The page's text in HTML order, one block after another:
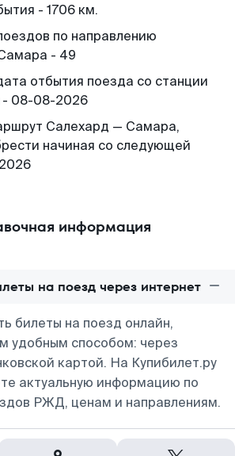
- 1706 км.
по направлению
- 49
отбытия поезда со станции
- 08-08-2026
Салехард — Самара,
начиная со следующей
информация
на поезд через интернет
билеты на поезд онлайн,
удобным способом: через
картой. На Купибилет.ру
актуальную информацию по
РЖД, ценам и направлениям.